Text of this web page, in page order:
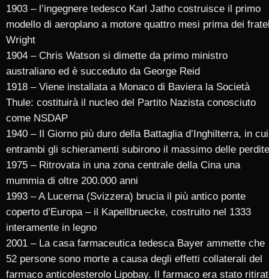
1903 – l’ingegnere tedesco Karl Jatho costruisce il primo
modello di aeroplano a motore quattro mesi prima dei
Wright
1904 – Chris Watson si dimette da primo ministro
australiano ed è succeduto da George Reid
1918 – Viene installata a Monaco di Baviera la Società
Thule: costituirà il nucleo del Partito Nazista conosciuto
come NSDAP
1940 – Il Giorno più duro della Battaglia d’Inghilterra, in cui
entrambi gli schieramenti subirono il massimo delle
1975 – Ritrovata in una zona centrale della Cina una
mummia di oltre 200.000 anni
1993 – A Lucerna (Svizzera) brucia il più antico ponte
coperto d’Europa – il Kapellbruecke, costruito nel 1333
interamente in legno
2001 – La casa farmaceutica tedesca Bayer ammette che
52 persone sono morte a causa degli effetti collaterali del
farmaco anticolesterolo Lipobay. Il farmaco era stato